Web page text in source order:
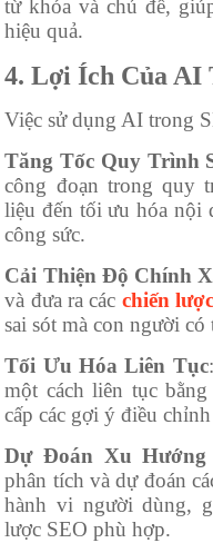
từ khóa và chủ đề,
hiệu quả.
4. Lợi Ích Của AI
Việc sử dụng AI trong
Tăng Tốc Quy Trình
công đoạn trong quy
liệu đến tối ưu hóa nội
công sức.
Cải Thiện Độ Chính
và đưa ra các chiến
sai sót mà con người có
Tối Ưu Hóa Liên Tục
một cách liên tục
cấp các gợi ý điều
Dự Đoán Xu
phân tích và dự đoán
hành vi người dùng,
lược SEO phù hợp.